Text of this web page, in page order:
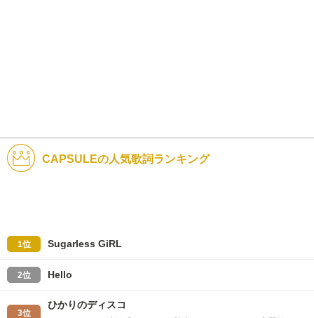
CAPSULEの人気歌詞ランキング
1位 Sugarless GiRL
2位 Hello
3位
ひかりのディスコ